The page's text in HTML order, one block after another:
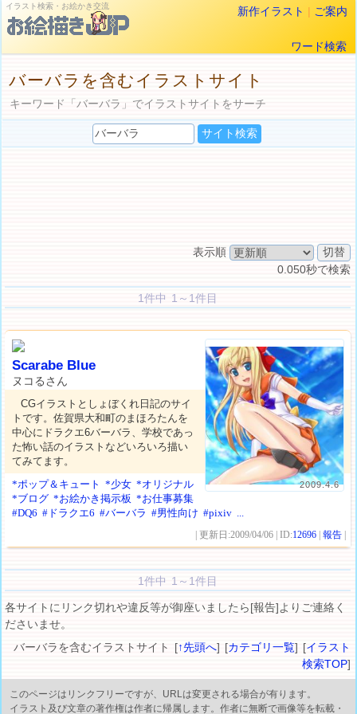
イラスト検索・お絵かき交流 新作イラスト | ご案内
ワード検索
バーバラを含むイラストサイト
キーワード「バーバラ」でイラストサイトをサーチ
表示順
0.050秒で検索
1件中 1～1件目
2009.4.6
Scarabe Blue
ヌコるさん
CGイラストとしょぼくれ日記のサイ
トです。佐賀県大和町のまほろたんを
中心にドラクエ6バーバラ、学校であっ
た怖い話のイラストなどいろいろ描い
てみてます。
*ポップ＆キュート
*少女 *オリジナル
*ブログ *お絵かき掲示板 *お仕事募集
#DQ6 #ドラクエ6 #バーバラ #男性向け #pixiv ...
| 更新日:2009/04/06 | ID:12696 |報告
1件中 1～1件目
各サイトにリンク切れや違反等が御座いましたら[報告]よりご連絡く
ださいませ。
バーバラを含むイラストサイト [↑先頭へ] [カテゴリ一覧] [イラスト
検索TOP]
このページはリンクフリーですが、URLは変更される場合が有ります。
イラスト及び文章の著作権は作者に帰属します。作者に無断で画像等を転載・